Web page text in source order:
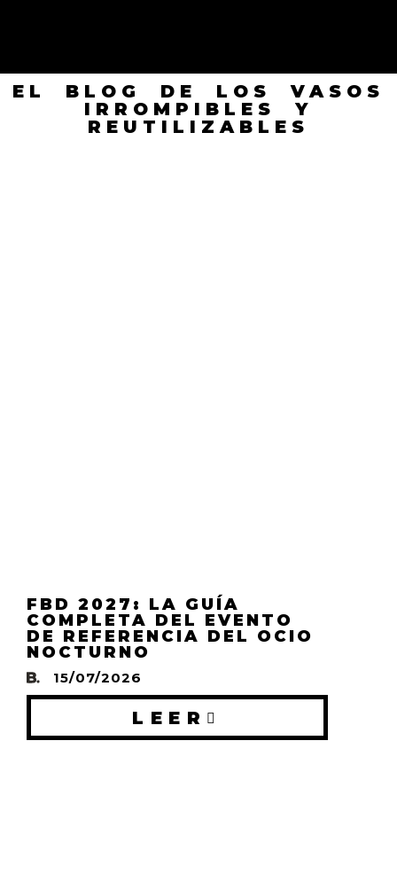
EL BLOG DE LOS VASOS
IRROMPIBLES Y
REUTILIZABLES
FBD 2027: LA GUÍA
COMPLETA DEL EVENTO
DE REFERENCIA DEL OCIO
NOCTURNO
15/07/2026
LEER